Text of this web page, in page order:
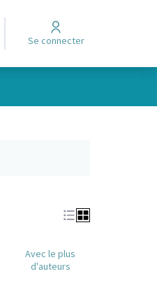
Se connecter
Avec le plus
d'auteurs